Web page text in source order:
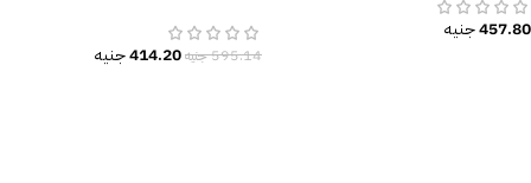
457.80جنيه
595.14جنيه414.20جنيه